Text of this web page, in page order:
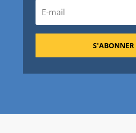
S'ABONNER